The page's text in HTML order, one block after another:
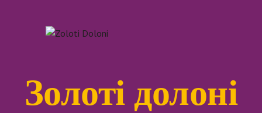
Золоті долоні